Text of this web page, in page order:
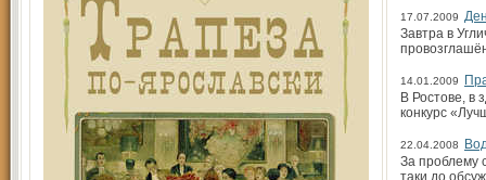
17.07.2009
Завтра в
14.01.2009
В Ростове, в
конкурс
22.04.2008
За проблему
таки до